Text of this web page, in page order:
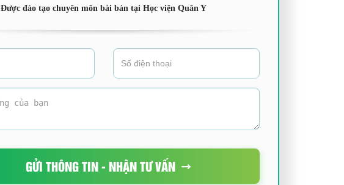
Được đào tạo chuyên môn bài bản tại Học viện Quân Y
GỬI THÔNG TIN - NHẬN TƯ VẤN